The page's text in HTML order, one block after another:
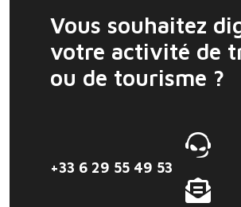
Vous souhaitez
votre activité de
ou de tourisme ?
+33 6 29 55 49 53